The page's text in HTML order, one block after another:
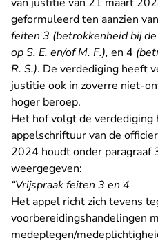
geformuleerd ten aanzien
feiten 3 (betrokkenheid bij
op S. E. en/of M. F.), en 4
R. S.). De verdediging heeft
justitie ook in zoverre niet-
hoger beroep.
Het hof volgt de verdediging
appelschriftuur van de
2024 houdt onder paragraaf
weergegeven:
“Vrijspraak feiten 3 en 4
Het appel richt zich tevens
voorbereidingshandelingen
medeplegen/